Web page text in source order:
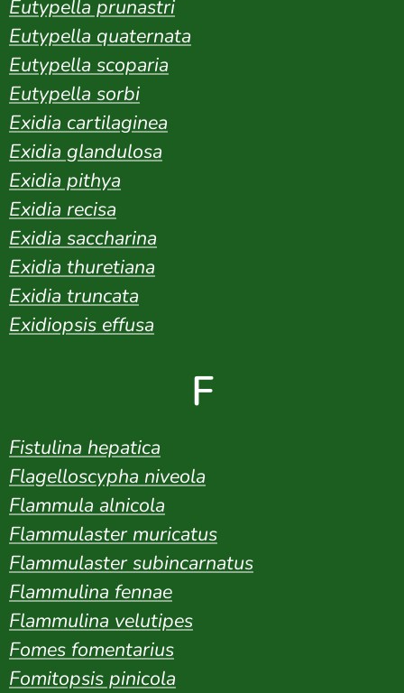
Eutypella prunastri
Eutypella quaternata
Eutypella scoparia
Eutypella sorbi
Exidia cartilaginea
Exidia glandulosa
Exidia pithya
Exidia recisa
Exidia saccharina
Exidia thuretiana
Exidia truncata
Exidiopsis effusa
F
Fistulina hepatica
Flagelloscypha niveola
Flammula alnicola
Flammulaster muricatus
Flammulaster subincarnatus
Flammulina fennae
Flammulina velutipes
Fomes fomentarius
Fomitopsis pinicola